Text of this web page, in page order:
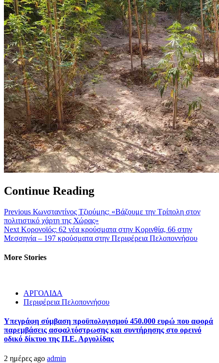
Continue Reading
Previous Κωνσταντίνος Τζιούμης: «Βάζουμε την Τρίπολη στον
πολιτιστικό χάρτη της Χώρας»
Next Κορονοϊός: 62 νέα κρούσματα στην Κορινθία, 66 στην
Μεσσηνία – 197 κρούσματα στην Περιφέρεια Πελοποννήσου
More Stories
ΑΡΓΟΛΙΔΑ
Περιφέρεια Πελοποννήσου
Υπεγράφη σύμβαση προϋπολογισμού 450.000 ευρώ που αφορά
παρεμβάσεις ασφαλτόστρωσης και συντήρησης στο ορεινό
οδικό δίκτυο της Π.Ε. Αργολίδας
2 ημέρες ago admin